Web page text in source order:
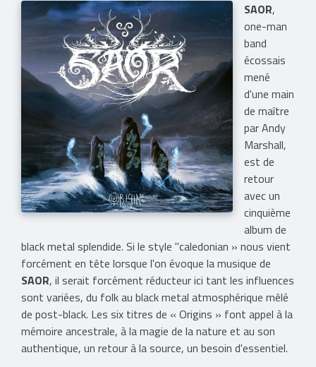
SAOR,
one-man
band
écossais
mené
d'une main
de maître
par Andy
Marshall,
est de
retour
avec un
cinquième
album de
black metal splendide. Si le style "caledonian » nous vient
forcément en tête lorsque l'on évoque la musique de
SAOR, il serait forcément réducteur ici tant les influences
sont variées, du folk au black metal atmosphérique mêlé
de post-black. Les six titres de « Origins » font appel à la
mémoire ancestrale, à la magie de la nature et au son
authentique, un retour à la source, un besoin d'essentiel.